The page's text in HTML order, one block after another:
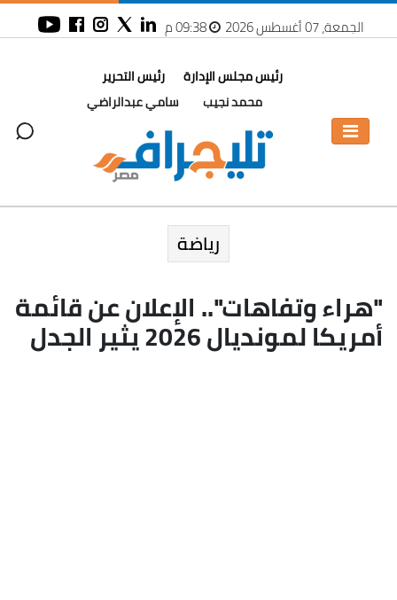
الجمعة، 07 أغسطس 2026 09:38 م
رئيس مجلس الإدارة
محمد نجيب
رئيس التحرير
سامي عبدالراضي
رياضة
"هراء وتفاهات".. الإعلان عن قائمة
أمريكا لمونديال 2026 يثير الجدل